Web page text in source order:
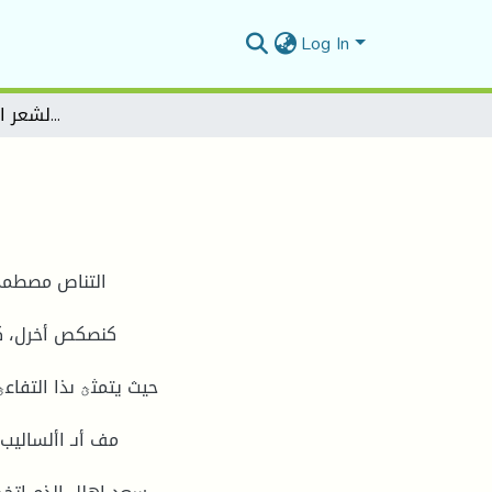
Log In
تجليات التناص في الشعر ابي القاسم سعد الله
التناص
كنصكص أخرل،
حيث يتمثؿ ىذا
مف أىـ